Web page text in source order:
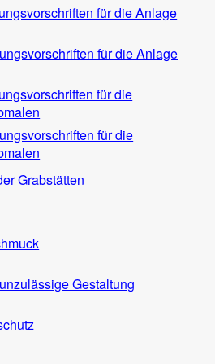
für die Anlage
für die Anlage
für die
für die
Grabstätten
Gestaltung